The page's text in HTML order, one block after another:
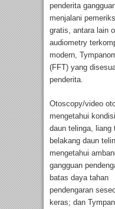
penderita
menjalani
gratis, antara lain
audiometry
modern,
(FFT) yang
penderita.
Otoscopy/video
mengetahui
daun telinga, liang
belakang daun
mengetahui
gangguan
batas daya tahan
pendengaran
keras; dan